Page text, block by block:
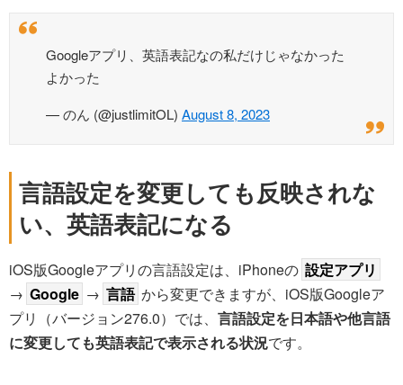
Googleアプリ、英語表記なの私だけじゃなかった
よかった
— のん (@justlimitOL) August 8, 2023
言語設定を変更しても反映されな
い、英語表記になる
iOS版Googleアプリの言語設定は、iPhoneの 設定アプリ
→ Google → 言語 から変更できますが、iOS版Googleア
プリ（バージョン276.0）では、 言語設定を日本語や他言語
に変更しても英語表記で表示される状況です。